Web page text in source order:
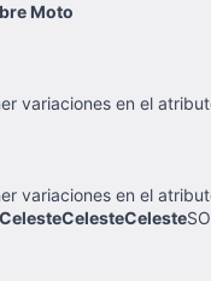
Moto
variaciones en el
variaciones en el
SO